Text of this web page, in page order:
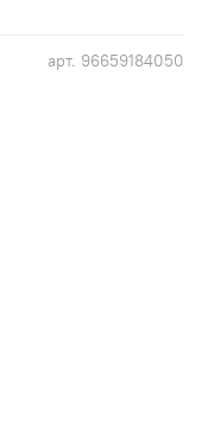
арт. 96659184050